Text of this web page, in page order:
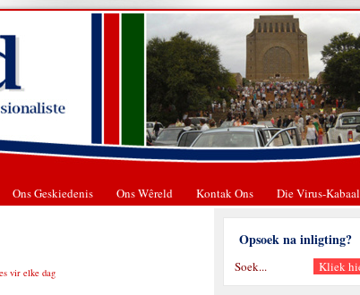
Ons Geskiedenis Ons Wêreld Kontak Ons Die Virus-Kabaal
vir elke dag
Opsoek na inligting?